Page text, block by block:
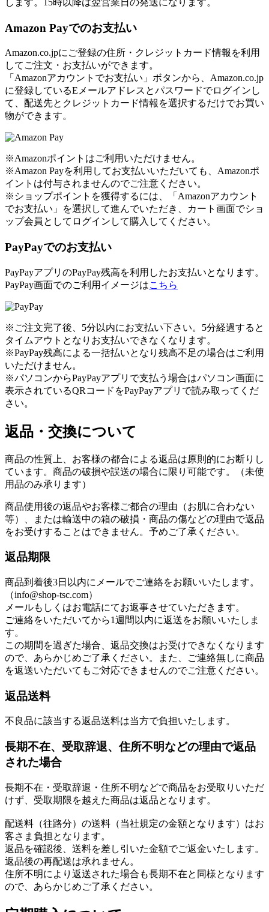
Amazon Payでのお支払い
Amazon.co.jpにご登録の住所・クレジットカード情報を利用
してご注文・お支払いができます。
「Amazonアカウントでお支払い」ボタンから、Amazon.co.jp
に登録しているEメールアドレスとパスワードでログインし
て、配送先とクレジットカード情報を選択するだけでお買い
物ができます。
※Amazonポイントはご利用いただけません。
※Amazon Payを利用してお支払いいただいても、Amazonポ
イントは付与されませんのでご注意ください。
※ショップポイントを獲得するには、「Amazonアカウント
でお支払い」を選択して進んでいただき、カート画面でショ
ップ会員としてログインして購入してください。
PayPayでのお支払い
PayPayアプリのPayPay残高を利用したお支払いとなります。
PayPay画面でのご利用イメージはこちら
※ご注文完了後、5分以内にお支払い下さい。5分経過すると
タイムアウトとなりお支払いできなくなります。
※PayPay残高による一括払いとなり残高不足の場合はご利用
いただけません。
※パソコンからPayPayアプリで支払う場合はパソコン画面に
表示されているQRコードをPayPayアプリで読み取ってくだ
さい。
返品・交換について
商品の性質上、お客様の都合による返品は原則的にお断りし
ています。商品の破損や誤送の場合に限り可能です。（未使
用品のみ承ります）
商品使用後の返品やお客様ご都合の理由（お肌に合わない
等）、または輸送中の箱の破損・商品の傷などの理由で返品
をお受けすることはできません。予めご了承ください。
返品期限
商品到着後3日以内にメールでご連絡をお願いいたします。
（info@shop-tsc.com）
メールもしくはお電話にてお返事させていただきます。
ご連絡をいただいてから1週間以内に返送をお願いいたしま
す。
この期間を過ぎた場合、返品交換はお受けできなくなります
ので、あらかじめご了承ください。また、ご連絡無しに商品
を返送いただいてもご対応できませんのでご注意ください。
返品送料
不良品に該当する返品送料は当方で負担いたします。
長期不在、受取辞退、住所不明などの理由で返品
された場合
長期不在・受取辞退・住所不明などで商品をお受取りいただ
けず、受取期限を越えた商品は返品となります。
配送料（往路分）の送料（当社規定の金額となります）はお
客さま負担となります。
返品を確認後、送料を差し引いた金額でご返金いたします。
返品後の再配送は承れません。
住所不明により返送された場合も長期不在と同様となります
ので、あらかじめご了承ください。